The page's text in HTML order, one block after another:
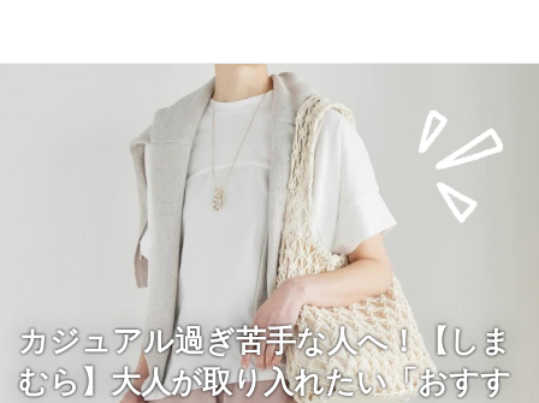
カジュアル過ぎ苦手な人へ！【しま
むら】大人が取り入れたい「おすす